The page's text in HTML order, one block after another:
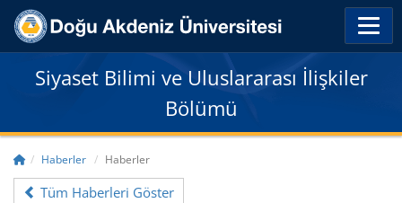
Siyaset Bilimi ve Uluslararası İlişkiler
Bölümü
Haberler Haberler
Tüm Haberleri Göster